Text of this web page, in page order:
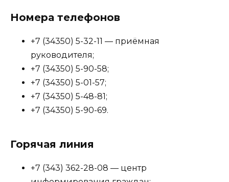
Номера телефонов
+7 (34350) 5-32-11 — приёмная
руководителя;
+7 (34350) 5-90-58;
+7 (34350) 5-01-57;
+7 (34350) 5-48-81;
+7 (34350) 5-90-69.
Горячая линия
+7 (343) 362-28-08 — центр